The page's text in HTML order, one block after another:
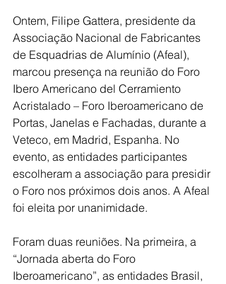
Ontem, Filipe Gattera, presidente da
Associação Nacional de Fabricantes
de Esquadrias de Alumínio (Afeal),
marcou presença na reunião do Foro
Ibero Americano del Cerramiento
Acristalado – Foro Iberoamericano de
Portas, Janelas e Fachadas, durante a
Veteco, em Madrid, Espanha. No
evento, as entidades participantes
escolheram a associação para presidir
o Foro nos próximos dois anos. A Afeal
foi eleita por unanimidade.
Foram duas reuniões. Na primeira, a
“Jornada aberta do Foro
Iberoamericano”, as entidades Brasil,